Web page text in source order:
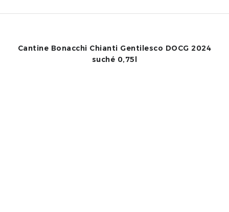
Cantine Bonacchi Chianti Gentilesco DOCG 2024
suché 0,75l